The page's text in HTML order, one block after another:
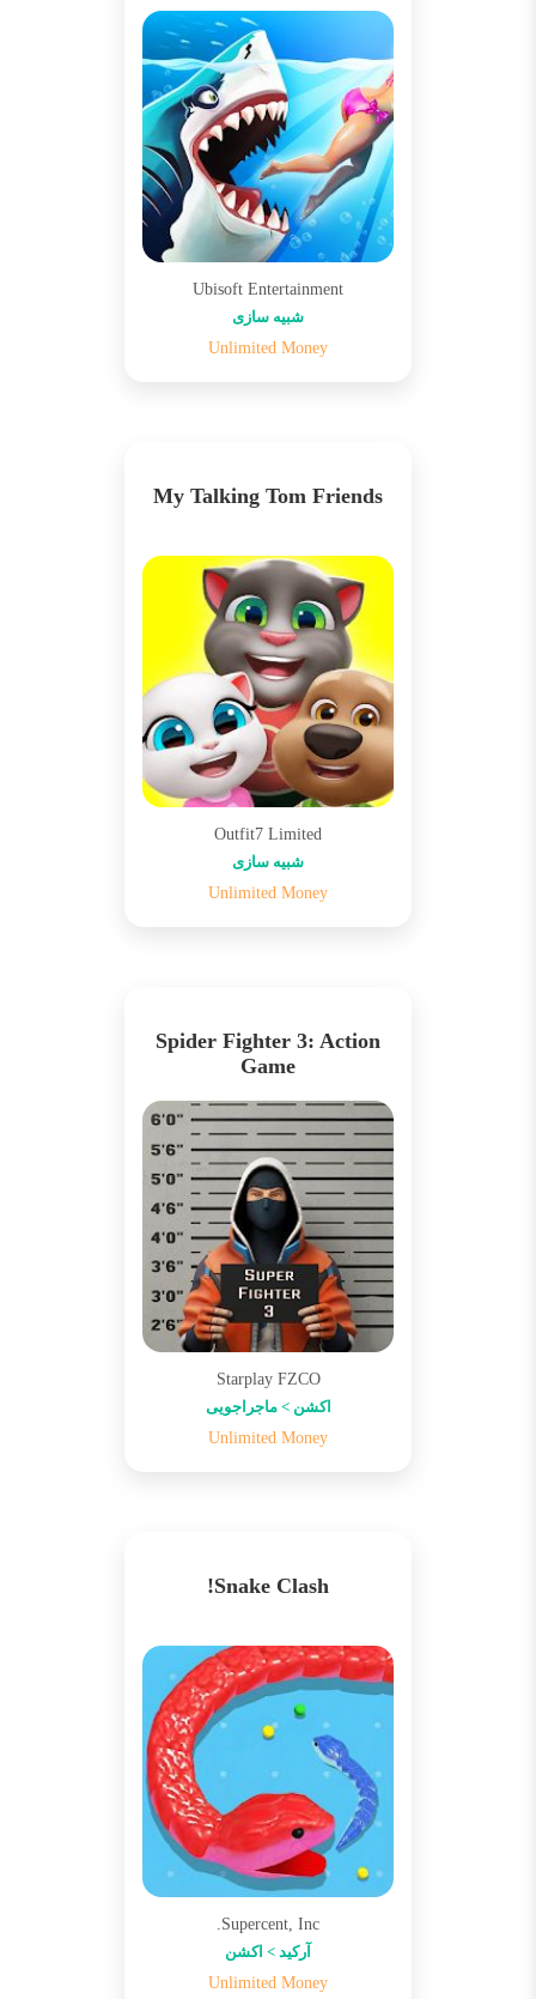
Ubisoft Entertainment
شبیه سازی
Unlimited Money
My Talking Tom Friends
Outfit7 Limited
شبیه سازی
Unlimited Money
Spider Fighter 3: Action
Game
Starplay FZCO
اکشن > ماجراجویی
Unlimited Money
Snake Clash!
Supercent, Inc.
آرکید > اکشن
Unlimited Money